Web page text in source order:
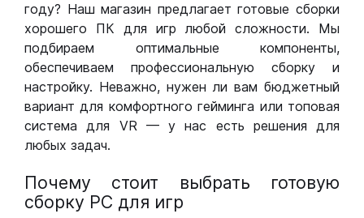
году? Наш магазин предлагает готовые сборки
хорошего ПК для игр любой сложности. Мы
подбираем оптимальные компоненты,
обеспечиваем профессиональную сборку и
настройку. Неважно, нужен ли вам бюджетный
вариант для комфортного гейминга или топовая
система для VR — у нас есть решения для
любых задач.
Почему стоит выбрать готовую
сборку РС для игр